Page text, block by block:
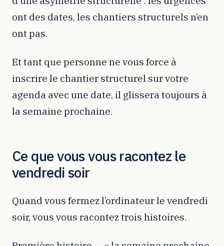
ont des dates, les chantiers structurels n’en
ont pas.
Et tant que personne ne vous force à
inscrire le chantier structurel sur votre
agenda avec une date, il glissera toujours à
la semaine prochaine.
Ce que vous vous racontez le
vendredi soir
Quand vous fermez l’ordinateur le vendredi
soir, vous vous racontez trois histoires.